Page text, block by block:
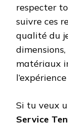
respecter
suivre ces
qualité du
matériaux
Si tu veux
Service